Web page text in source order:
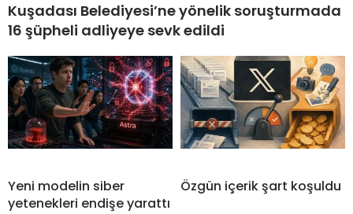
Kuşadası Belediyesi’ne yönelik soruşturmada
16 şüpheli adliyeye sevk edildi
Yeni modelin siber
yetenekleri endişe yarattı
Özgün içerik şart koşuldu